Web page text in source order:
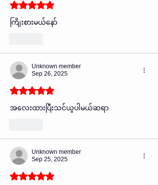
လက်မှတ်ချီးမြင့်မှု
Rated 5 out of 5 stars.
ကြိုးစားမယ်နော်
Unknown member
Sep 26, 2025
Rated 5 out of 5 stars.
အလေးထားပြီးသင်ယူပါမယ်ဆရာ
Unknown member
Sep 25, 2025
Rated 5 out of 5 stars.